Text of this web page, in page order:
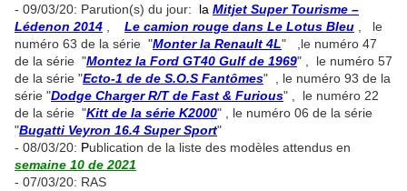
- 09/03/20: Parution(s) du jour:
la Mitjet Super Tourisme –
Lédenon 2014
Le camion rouge dans Le Lotus Bleu , le
numéro 63 de la série "Monter la Renault 4L" ,le numéro 47
de la série "Montez la Ford GT40 Gulf de 1969" , le numéro 57
de la série "Ecto-1 de de S.O.S Fantômes" , le numéro 93 de la
série "Dodge Charger R/T de Fast & Furious" , le numéro 22
de la série "Kitt de la série K2000" , le numéro 06 de la série
"Bugatti Veyron 16.4 Super Sport"
- 08/03/20: Publication de la liste des modèles attendus en
semaine 10 de 2021
- 07/03/20: RAS